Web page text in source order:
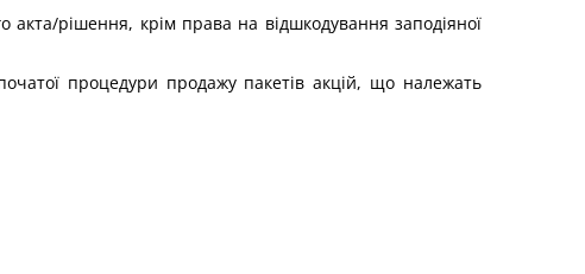
акта/рішення, крім права на відшкодування заподіяної
процедури продажу пакетів акцій, що належать